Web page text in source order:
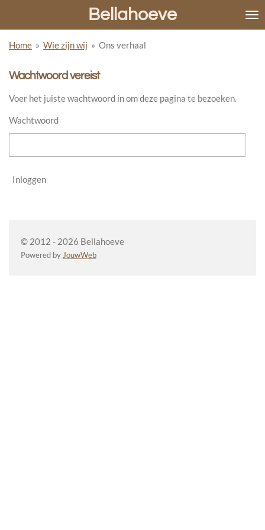
de
Bellahoeve
Home » Wie zijn wij » Ons verhaal
Wachtwoord vereist
Voer het juiste wachtwoord in om deze pagina te bezoeken.
Wachtwoord
Inloggen
© 2012 - 2026 Bellahoeve
Powered by JouwWeb